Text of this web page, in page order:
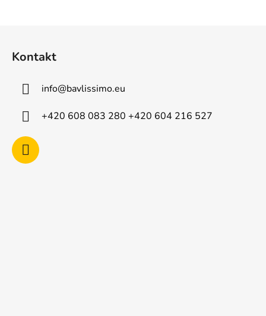
Kontakt
info@bavlissimo.eu
+420 608 083 280 +420 604 216 527